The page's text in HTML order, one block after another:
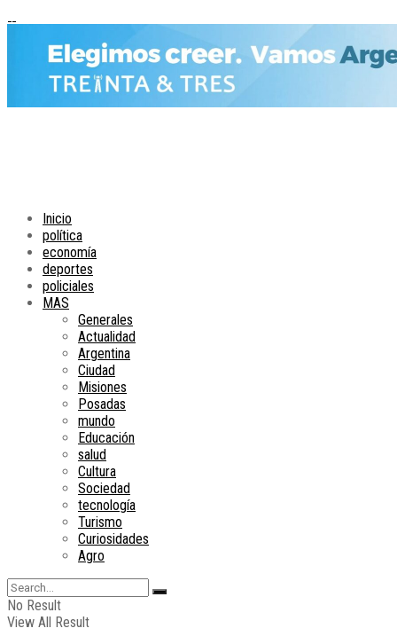
Inicio
política
economía
deportes
policiales
MAS
Generales
Actualidad
Argentina
Ciudad
Misiones
Posadas
mundo
Educación
salud
Cultura
Sociedad
tecnología
Turismo
Curiosidades
Agro
No Result
View All Result